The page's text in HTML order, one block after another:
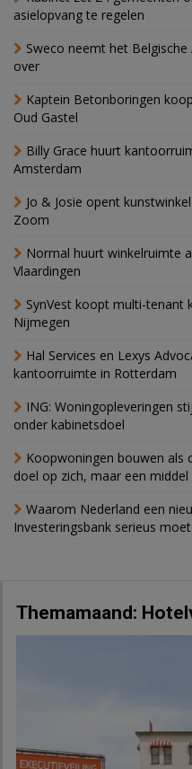
asielopvang te regelen
Sweco neemt het Belgische
over
Kaptein Betonboringen
Oud Gastel
Billy Grace huurt
Amsterdam
Jo & Josie opent
Zoom
Normal huurt winkelruimte
Vlaardingen
SynVest koopt multi-tenant
Nijmegen
Hal Services en Lexys
kantoorruimte in Rotterdam
ING: Woningopleveringen
onder kabinetsdoel
Koopwoningen bouwen als
doel op zich, maar een
Waarom Nederland een
Investeringsbank serieus
Themamaand: